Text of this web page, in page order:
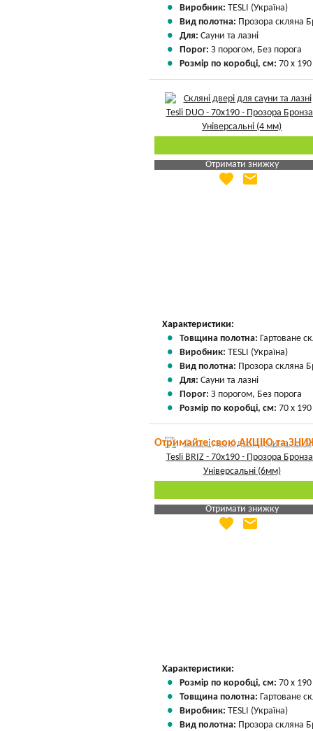
Виробник: TESLI (Україна)
Вид полотна: Прозора скляна
Для: Сауни та лазні
Порог: З порогом, Без порога
Розмір по коробці, см: 70 х 190
Отримати знижку
Яка Ваша ціна
favorite email
Характеристики:
Товщина полотна: Гартоване
Виробник: TESLI (Україна)
Вид полотна: Прозора скляна
Для: Сауни та лазні
Порог: З порогом, Без порога
Розмір по коробці, см: 70 х 190
Отримайте свою АКЦІЮ та
Отримати знижку
Яка Ваша ціна
favorite email
Характеристики:
Розмір по коробці, см: 70 х 190
Товщина полотна: Гартоване
Виробник: TESLI (Україна)
Вид полотна: Прозора скляна